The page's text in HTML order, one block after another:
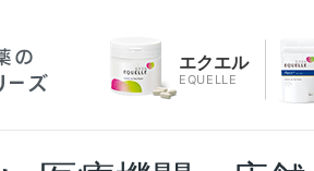
エクエル
EQUELLE